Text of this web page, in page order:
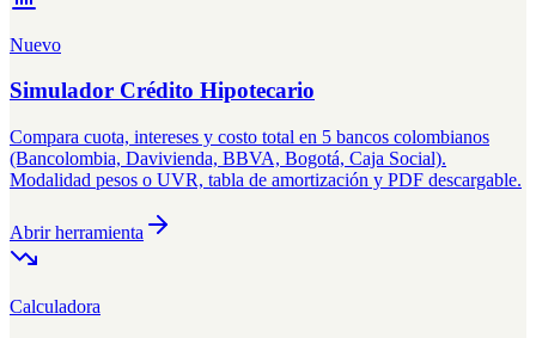
Nuevo
Simulador Crédito Hipotecario
Compara cuota, intereses y costo total en 5 bancos colombianos
(Bancolombia, Davivienda, BBVA, Bogotá, Caja Social).
Modalidad pesos o UVR, tabla de amortización y PDF descargable.
Abrir herramienta
Calculadora